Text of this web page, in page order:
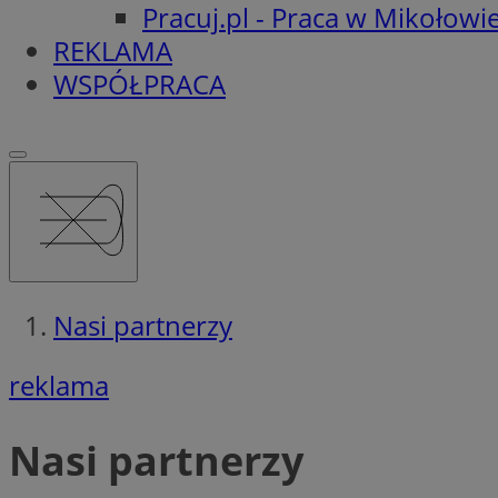
Pracuj.pl - Praca w
REKLAMA
WSPÓŁPRACA
Nasi partnerzy
reklama
Nasi partnerzy